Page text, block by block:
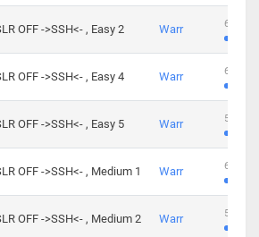
OFF ->SSH<- , Easy 2 Warr 681
OFF ->SSH<- , Easy 4 Warr 645
OFF ->SSH<- , Easy 5 Warr 561
OFF ->SSH<- , Medium 1 Warr 605
OFF ->SSH<- , Medium 2 Warr 509